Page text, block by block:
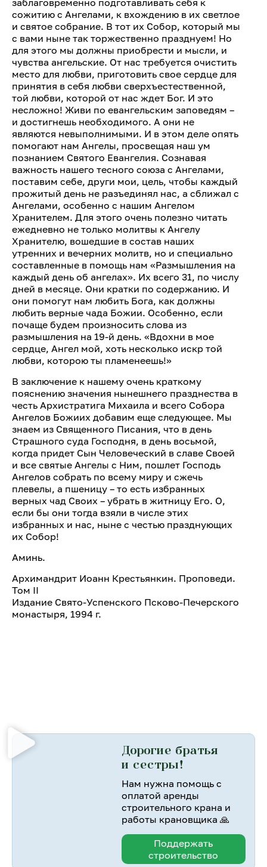
заблаговременно подготавливать себя к
сожитию с Ангелами, к вхождению в их светлое
и святое собрание. В тот их Собор, который мы
с вами ныне так торжественно празднуем! Но
для этого мы должны приобрести и мысли, и
чувства ангельские. От нас требуется очистить
место для любви, приготовить свое сердце для
принятия в себя любви сверхъестественной,
той любви, которой от нас ждет Бог. И это
несложно! Живи по евангельским заповедям –
и достигнешь необходимого. А они не
являются невыполнимыми. И в этом деле опять
помогают нам Ангелы, просвещая наш ум
познанием Святого Евангелия. Сознавая
важность нашего тесного союза с Ангелами,
поставим себе, други мои, цель, чтобы каждый
прожитый день не разъединял нас, а сближал с
Ангелами, особенно с нашим Ангелом
Хранителем. Для этого очень полезно читать
ежедневно не только молитвы к Ангелу
Хранителю, вошедшие в состав наших
утренних и вечерних молитв, но и специально
составленные в помощь нам «Размышления на
каждый день об ангелах». Их всего 31, по числу
дней в месяце. Они кратки по содержанию. И
они помогут нам любить Бога, как должны
любить верные чада Божии. Особенно, если
почаще будем произносить слова из
размышления на 19-й день. «Вдохни в мое
сердце, Ангел мой, хоть несколько искр той
любви, которою ты пламенеешь!»
В заключение к нашему очень краткому
пояснению значения нынешнего празднества в
честь Архистратига Михаила и всего Собора
Ангелов Божиих добавим еще следующее. Мы
знаем из Священного Писания, что в день
Страшного суда Господня, в день восьмой,
когда придет Сын Человеческий в славе Своей
и все святые Ангелы с Ним, пошлет Господь
Ангелов собрать по всему миру и сжечь
плевелы, а пшеницу – то есть избранных
верных чад Своих – убрать в житницу Его. О,
если бы они тогда взяли в числе этих
избранных и нас, ныне с честью празднующих
их Собор!
Аминь.
Архимандрит Иоанн Крестьянкин. Проповеди.
Том II
Издание Свято-Успенского Псково-Печерского
монастыря, 1994 г.
Дорогие братья
и сестры!
Нам нужна помощь с
оплатой аренды
строительного крана и
работы крановщика 🙏
Поддержать
строительство